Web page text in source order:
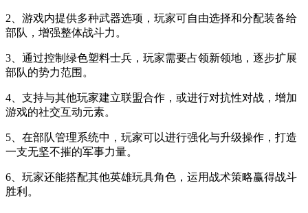
2、游戏内提供多种武器选项，玩家可自由选择和分配装备给
部队，增强整体战斗力。
3、通过控制绿色塑料士兵，玩家需要占领新领地，逐步扩展
部队的势力范围。
4、支持与其他玩家建立联盟合作，或进行对抗性对战，增加
游戏的社交互动元素。
5、在部队管理系统中，玩家可以进行强化与升级操作，打造
一支无坚不摧的军事力量。
6、玩家还能搭配其他英雄玩具角色，运用战术策略赢得战斗
胜利。